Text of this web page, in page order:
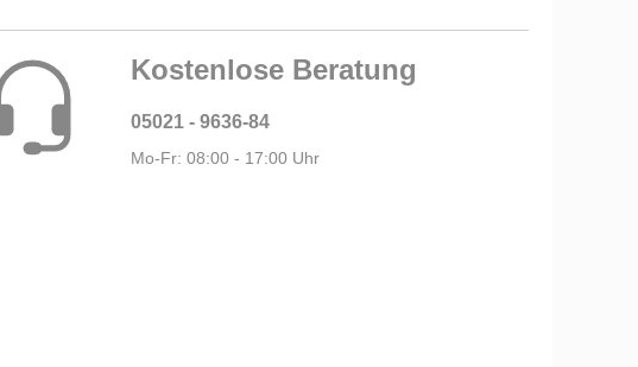
Kostenlose Beratung
05021 - 9636-84
Mo-Fr: 08:00 - 17:00 Uhr